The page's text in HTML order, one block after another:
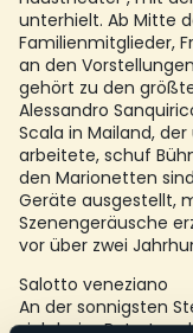
unterhielt. Ab Mitte
Familienmitglieder,
an den
gehört zu den
Alessandro
Scala in Mailand,
arbeitete, schuf
den Marionetten
Geräte ausgestellt,
Szenengeräusche
vor über zwei
Salotto veneziano
An der sonnigsten